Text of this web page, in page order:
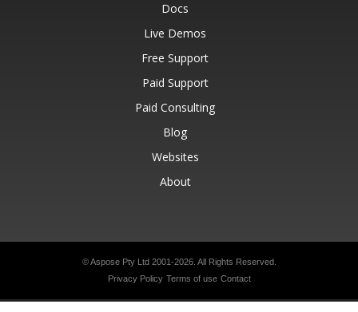
Docs
Live Demos
Free Support
Paid Support
Paid Consulting
Blog
Websites
About
© Aspose Pty Ltd 2001-2026. All Rights Reserved.
Privacy Policy Terms of use Contact